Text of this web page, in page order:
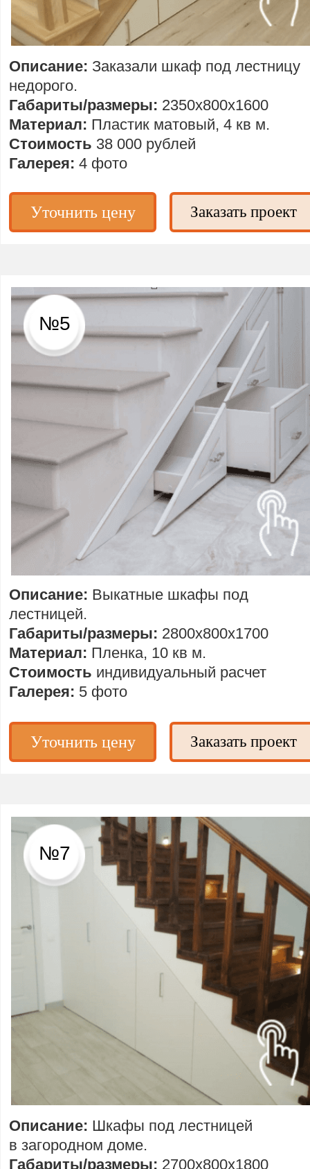
Описание: Шкафы под лестницей
в загородном доме.
Габариты/размеры: 2700х800х1800
Описание: Выкатные шкафы под
лестницей.
Габариты/размеры: 2800х800х1700
Материал: Пленка, 10 кв м.
Стоимость индивидуальный расчет
Галерея: 5 фото
Уточнить цену Заказать проект
№5
Уточнить цену Заказать проект
Описание: Заказали шкаф под лестницу
недорого.
Габариты/размеры: 2350х800х1600
Материал: Пластик матовый, 4 кв м.
Стоимость 38 000 рублей
Галерея: 4 фото
№7